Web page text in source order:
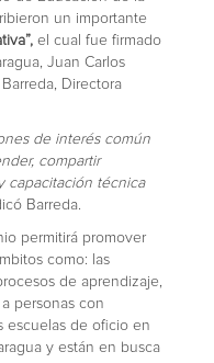
un importante
el cual fue firmado
Juan Carlos
Directora
de interés común
compartir
capacitación técnica
Barreda.
permitirá promover
como: las
de aprendizaje,
personas con
escuelas de oficio en
y están en busca